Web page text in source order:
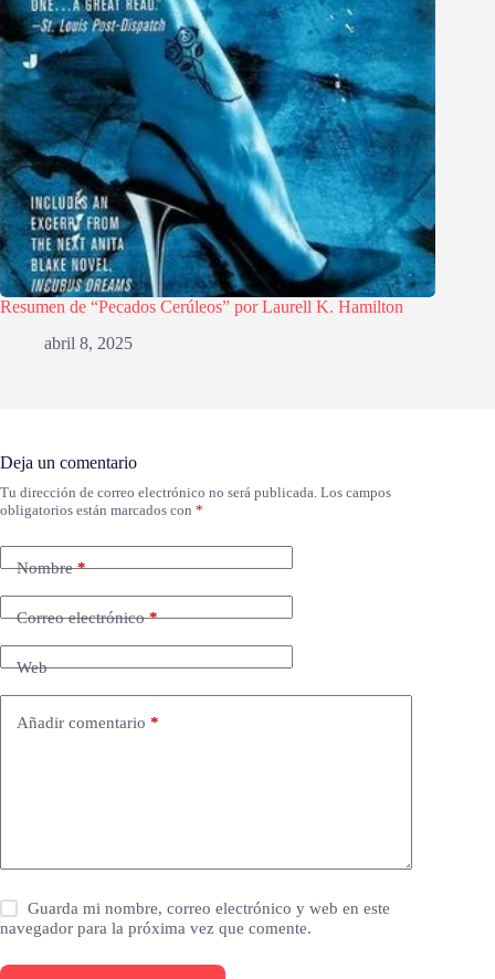
Resumen de “Pecados Cerúleos” por Laurell K. Hamilton
abril 8, 2025
Deja un comentario
Tu dirección de correo electrónico no será publicada. Los campos
obligatorios están marcados con *
Nombre*
Correo electrónico*
Web
Añadir comentario *
Guarda mi nombre, correo electrónico y web en este
navegador para la próxima vez que comente.